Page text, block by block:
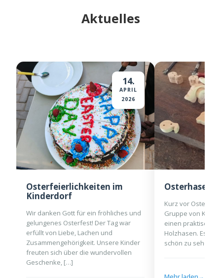
Aktuelles
14.
APRIL
2026
Osterfeierlichkeiten im
Kinderdorf
Wir danken Gott für ein fröhliches und
gelungenes Osterfest! Der Tag war
erfüllt von Liebe, Lachen und
Zusammengehörigkeit. Unsere Kinder
freuten sich über die wundervollen
Geschenke, […]
Osterhasen
Kurz vor Ostern
Gruppe von
einen praktischen
Holzhasen. Es
schön zu sehen,